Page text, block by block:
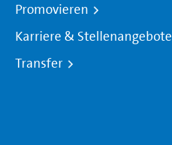
Promovieren
Karriere & Stellenangebote
Transfer